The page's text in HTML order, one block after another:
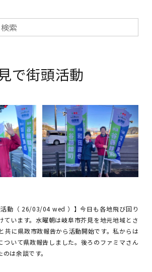
で街頭活動
活動（ 26/03/04 wed ）】今日も各地飛び回り
ています。水曜朝は岐阜市芥見を地元地域とさ
共に県政市政報告から活動開始です。私からは
ついて県政報告しました。後ろのファミマさん
は余談です。